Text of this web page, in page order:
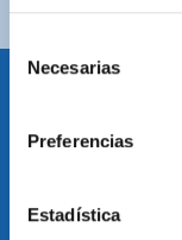
Necesarias
Preferencias
Estadística
IDIOMA